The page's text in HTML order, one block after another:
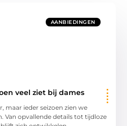
AANBIEDINGEN
veel ziet bij dames
maar ieder seizoen zien we
Van opvallende details tot tijdloze